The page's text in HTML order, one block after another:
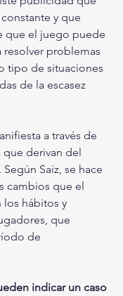
y que
que el juego puede
resolver problemas
tipo de situaciones
de la escasez
a través de
que derivan del
Saiz, se hace
cambios que el
hábitos y
que
de
indicar un caso